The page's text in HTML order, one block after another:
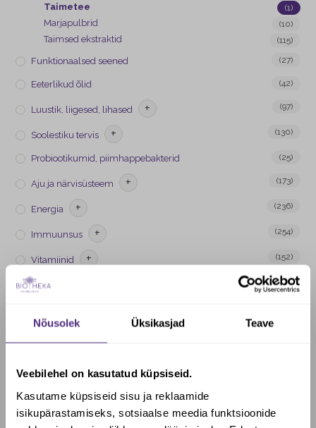
Nõusolek Üksikasjad Teave
Veebilehel on kasutatud küpsiseid.
Kasutame küpsiseid sisu ja reklaamide
isikupärastamiseks, sotsiaalse meedia funktsioonide
Taimetee (1)
Marjapulbrid (10)
Taimsed ekstraktid (115)
Funktionaalsed seened (27)
Eeterlikud õlid (42)
Luustik, liigesed, lihased + (97)
Soolestiku tervis + (130)
Probiootikumid, piimhappebakterid (25)
Aju ja närvisüsteem + (173)
Energia + (236)
Immuunsus + (254)
Vitamiinid + (152)
Mineraalained (165)
Veganid ja taimetoitlased